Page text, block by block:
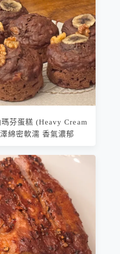
芬蛋糕 (Heavy Cream
綿密軟濡 香氣濃郁